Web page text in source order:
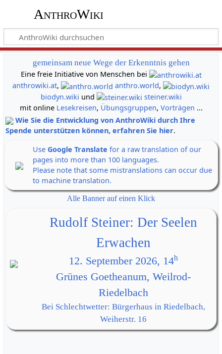
AnthroWiki
gemeinsam neue Wege der Erkenntnis gehen
Eine freie Initiative von Menschen bei
anthrowiki.at, anthro.world,
biodyn.wiki und
steiner.wiki
mit online Lesekreisen, Übungsgruppen, Vorträgen ...
Wie Sie die Entwicklung von AnthroWiki durch Ihre
Spende unterstützen können, erfahren Sie hier.
Use Google Translate for a raw translation of our
pages into more than 100 languages.
Please note that some mistranslations can occur due
to machine translation.
Alle Banner auf einen Klick
Rudolf Steiner: Der Seelen
Erwachen
12. September 2026, 14h
Grünes Goetheanum, Weilrod-
Riedelbach
Bei Schlechtwetter: Bürgerhaus in Riedelbach,
Weiherstr. 16